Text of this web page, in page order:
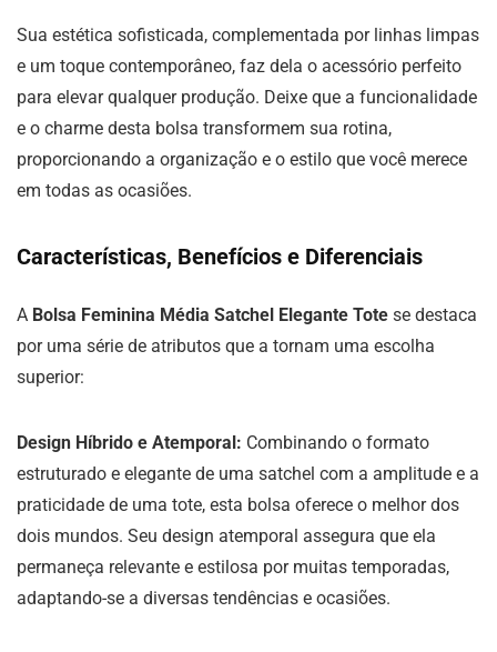
Sua estética sofisticada, complementada por linhas limpas
e um toque contemporâneo, faz dela o acessório perfeito
para elevar qualquer produção. Deixe que a funcionalidade
e o charme desta bolsa transformem sua rotina,
proporcionando a organização e o estilo que você merece
em todas as ocasiões.
Características, Benefícios e Diferenciais
A Bolsa Feminina Média Satchel Elegante Tote se destaca
por uma série de atributos que a tornam uma escolha
superior:
Design Híbrido e Atemporal: Combinando o formato
estruturado e elegante de uma satchel com a amplitude e a
praticidade de uma tote, esta bolsa oferece o melhor dos
dois mundos. Seu design atemporal assegura que ela
permaneça relevante e estilosa por muitas temporadas,
adaptando-se a diversas tendências e ocasiões.